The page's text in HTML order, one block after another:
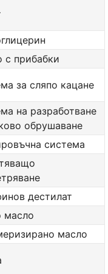
с прибабки
за сляпо кацане
на разработване
обрушаване
система
дестилат
масло
масло